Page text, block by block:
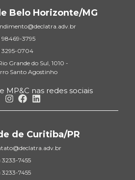
Belo Horizonte/MG
98469-3795
3295-0704
Grande do Sul, 1010 -
Santo Agostinho
MP&C nas redes sociais
de Curitiba/PR
3233-7455
3233-7455